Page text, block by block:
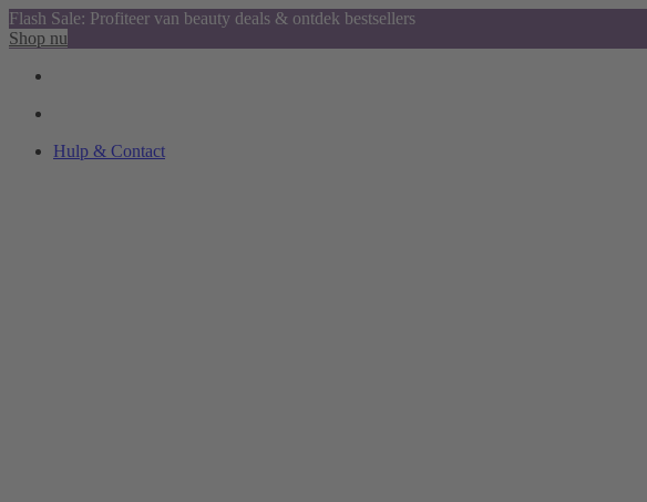
Flash Sale: Profiteer van beauty deals & ontdek bestsellers
Shop nu
Hulp & Contact